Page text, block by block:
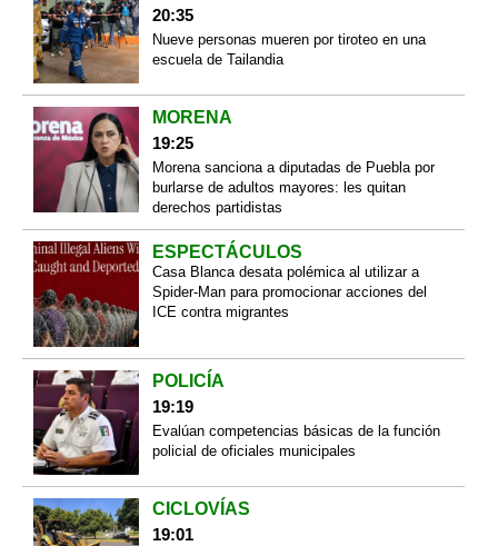
20:35
Nueve personas mueren por tiroteo en una
escuela de Tailandia
MORENA
19:25
Morena sanciona a diputadas de Puebla por
burlarse de adultos mayores: les quitan
derechos partidistas
ESPECTÁCULOS
Casa Blanca desata polémica al utilizar a
Spider-Man para promocionar acciones del
ICE contra migrantes
POLICÍA
19:19
Evalúan competencias básicas de la función
policial de oficiales municipales
CICLOVÍAS
19:01